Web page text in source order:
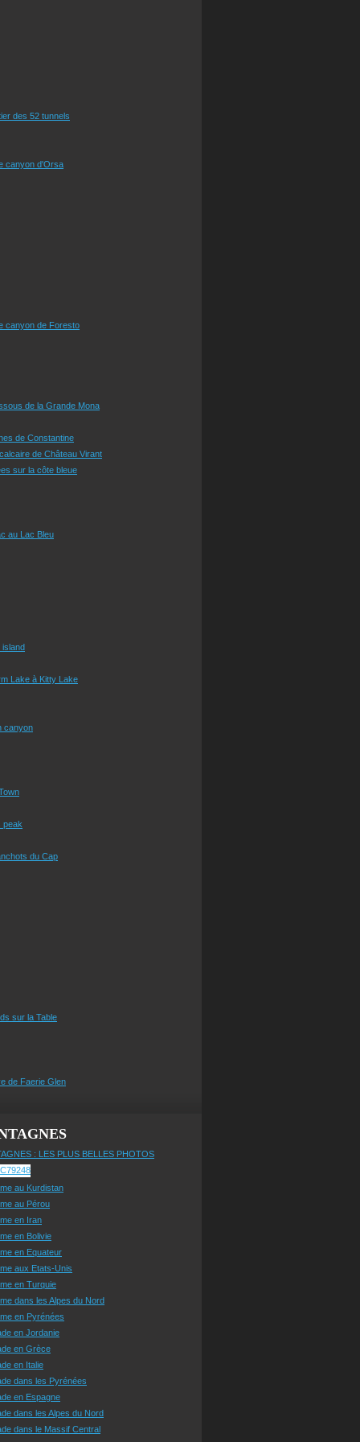
des 52 tunnels
canyon d'Orsa
canyon de Foresto
de la Grande Mona
de Constantine
de Château Virant
sur la côte bleue
au Lac Bleu
island
Lake à Kitty Lake
canyon
peak
du Cap
sur la Table
de Faerie Glen
: LES PLUS BELLES PHOTOS
au Kurdistan
au Pérou
en Iran
en Bolivie
en Equateur
aux Etats-Unis
en Turquie
dans les Alpes du Nord
en Pyrénées
en Jordanie
en Grèce
en Italie
dans les Pyrénées
en Espagne
dans les Alpes du Nord
dans le Massif Central